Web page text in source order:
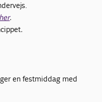
her.
.
en festmiddag med